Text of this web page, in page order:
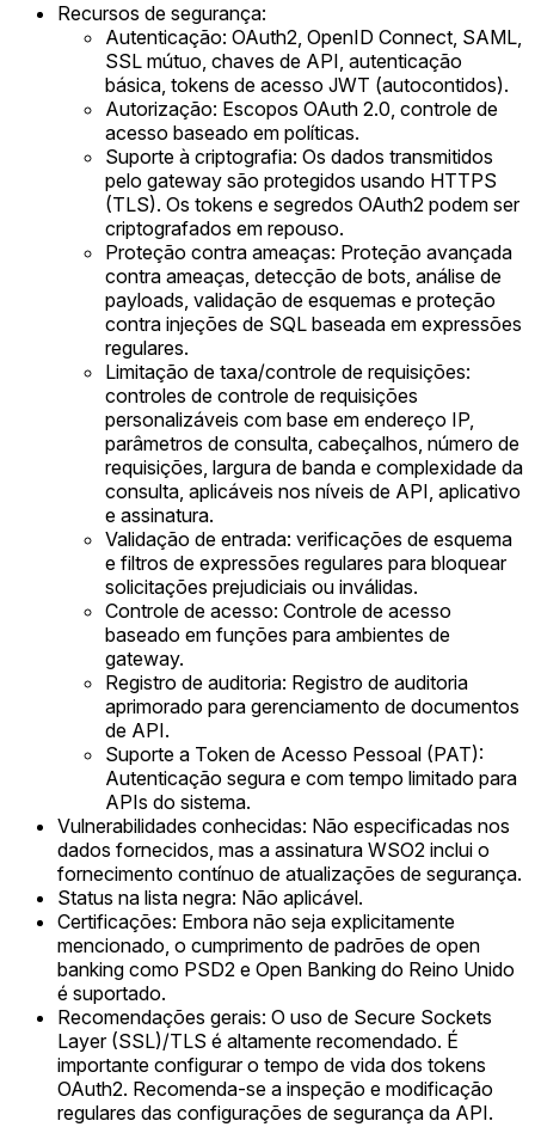
Recursos de segurança:
Autenticação: OAuth2, OpenID Connect, SAML,
SSL mútuo, chaves de API, autenticação
básica, tokens de acesso JWT (autocontidos).
Autorização: Escopos OAuth 2.0, controle de
acesso baseado em políticas.
Suporte à criptografia: Os dados transmitidos
pelo gateway são protegidos usando HTTPS
(TLS). Os tokens e segredos OAuth2 podem ser
criptografados em repouso.
Proteção contra ameaças: Proteção avançada
contra ameaças, detecção de bots, análise de
payloads, validação de esquemas e proteção
contra injeções de SQL baseada em expressões
regulares.
Limitação de taxa/controle de requisições:
controles de controle de requisições
personalizáveis com base em endereço IP,
parâmetros de consulta, cabeçalhos, número de
requisições, largura de banda e complexidade da
consulta, aplicáveis nos níveis de API, aplicativo
e assinatura.
Validação de entrada: verificações de esquema
e filtros de expressões regulares para bloquear
solicitações prejudiciais ou inválidas.
Controle de acesso: Controle de acesso
baseado em funções para ambientes de
gateway.
Registro de auditoria: Registro de auditoria
aprimorado para gerenciamento de documentos
de API.
Suporte a Token de Acesso Pessoal (PAT):
Autenticação segura e com tempo limitado para
APIs do sistema.
Vulnerabilidades conhecidas: Não especificadas nos
dados fornecidos, mas a assinatura WSO2 inclui o
fornecimento contínuo de atualizações de segurança.
Status na lista negra: Não aplicável.
Certificações: Embora não seja explicitamente
mencionado, o cumprimento de padrões de open
banking como PSD2 e Open Banking do Reino Unido
é suportado.
Recomendações gerais: O uso de Secure Sockets
Layer (SSL)/TLS é altamente recomendado. É
importante configurar o tempo de vida dos tokens
OAuth2. Recomenda-se a inspeção e modificação
regulares das configurações de segurança da API.